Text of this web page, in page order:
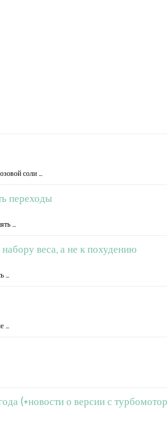
соли …
переходы
…
веса, а не к похудению
…
…
(+новости о версии с